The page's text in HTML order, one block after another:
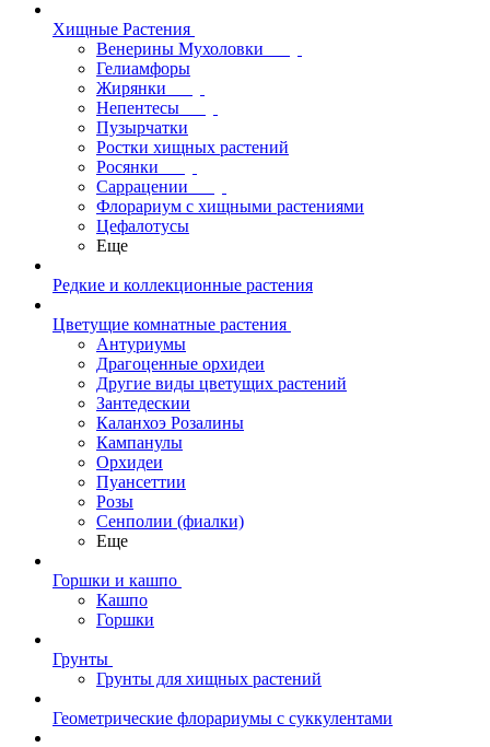
Хищные Растения
Венерины Мухоловки
Гелиамфоры
Жирянки
Непентесы
Пузырчатки
Ростки хищных растений
Росянки
Саррацении
Флорариум с хищными растениями
Цефалотусы
Еще
Редкие и коллекционные растения
Цветущие комнатные растения
Антуриумы
Драгоценные орхидеи
Другие виды цветущих растений
Зантедескии
Каланхоэ Розалины
Кампанулы
Орхидеи
Пуансеттии
Розы
Сенполии (фиалки)
Еще
Горшки и кашпо
Кашпо
Горшки
Грунты
Грунты для хищных растений
Геометрические флорариумы с суккулентами